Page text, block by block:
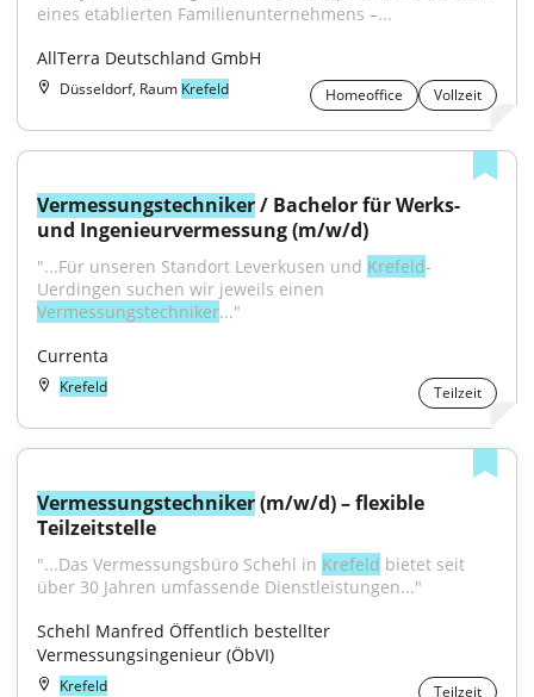
eines etablierten Familienunternehmens –...
AllTerra Deutschland GmbH
Düsseldorf, Raum Krefeld Homeoffice Vollzeit
Vermessungstechniker / Bachelor für Werks-
und Ingenieurvermessung (m/w/d)
"...Für unseren Standort Leverkusen und Krefeld-
Vermessungstechniker..."
Currenta
Krefeld Teilzeit
Vermessungstechniker (m/w/d) – flexible
Teilzeitstelle
"...Das Vermessungsbüro Schehl in Krefeld bietet seit
über 30 Jahren umfassende Dienstleistungen..."
Schehl Manfred Öffentlich bestellter
Vermessungsingenieur (ÖbVI)
Krefeld Teilzeit